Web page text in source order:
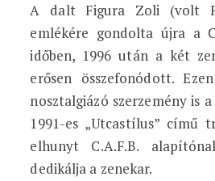
A dalt Figura Zoli (volt
emlékére gondolta újra a
időben, 1996 után a két
erősen összefonódott.
nosztalgiázó szerzemény is
1991-es „Utcastílus” című
elhunyt C.A.F.B.
dedikálja a zenekar.